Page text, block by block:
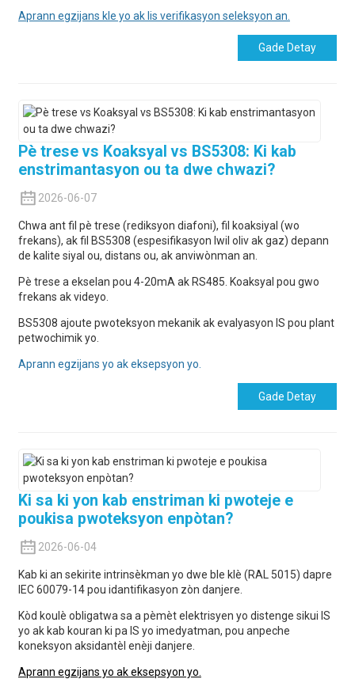
Aprann egzijans kle yo ak lis verifikasyon seleksyon an.
Gade Detay
Pè trese vs Koaksyal vs BS5308: Ki kab
enstrimantasyon ou ta dwe chwazi?
2026-06-07
Chwa ant fil pè trese (rediksyon diafoni), fil koaksiyal (wo
frekans), ak fil BS5308 (espesifikasyon lwil oliv ak gaz) depann
de kalite siyal ou, distans ou, ak anviwònman an.
Pè trese a ekselan pou 4-20mA ak RS485. Koaksyal pou gwo
frekans ak videyo.
BS5308 ajoute pwoteksyon mekanik ak evalyasyon IS pou plant
petwochimik yo.
Aprann egzijans yo ak eksepsyon yo.
Gade Detay
Ki sa ki yon kab enstriman ki pwoteje e
poukisa pwoteksyon enpòtan?
2026-06-04
Kab ki an sekirite intrinsèkman yo dwe ble klè (RAL 5015) dapre
IEC 60079-14 pou idantifikasyon zòn danjere.
Kòd koulè obligatwa sa a pèmèt elektrisyen yo distenge sikui IS
yo ak kab kouran ki pa IS yo imedyatman, pou anpeche
koneksyon aksidantèl enèji danjere.
Aprann egzijans yo ak eksepsyon yo.